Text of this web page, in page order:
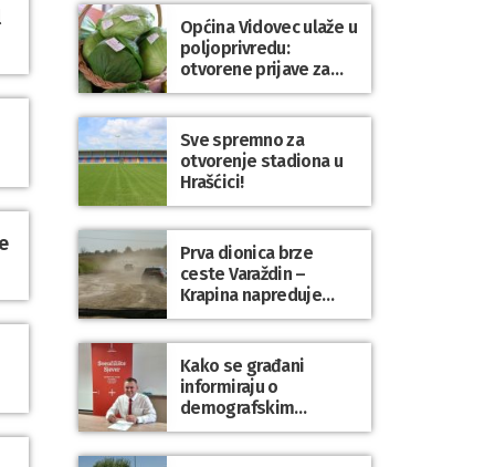
Općina Vidovec ulaže u
poljoprivredu:
otvorene prijave za
općinske potpore
Sve spremno za
otvorenje stadiona u
Hrašćici!
Prva dionica brze
ceste Varaždin –
Krapina napreduje
prema planu
Kako se građani
informiraju o
demografskim
mjerama? Sudjelujte u
istraživanju!